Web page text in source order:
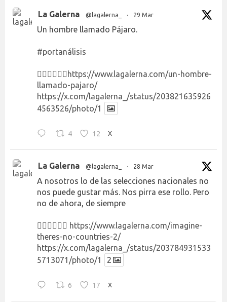
La Galerna @lagalerna_ · 29 Mar
Un hombre llamado Pájaro.
#portanálisis
👉🏻👉🏻👉🏻 https://www.lagalerna.com/un-hombre-
llamado-pajaro/
https://x.com/lagalerna_/status/203821635926
4563526/photo/1
4 12 X
La Galerna @lagalerna_ · 28 Mar
A nosotros lo de las selecciones nacionales no
nos puede gustar más. Nos pirra ese rollo. Pero
no de ahora, de siempre
👉🏻👉🏻👉🏻 https://www.lagalerna.com/imagine-
theres-no-countries-2/
https://x.com/lagalerna_/status/203784931533
5713071/photo/1
2
6 17 X